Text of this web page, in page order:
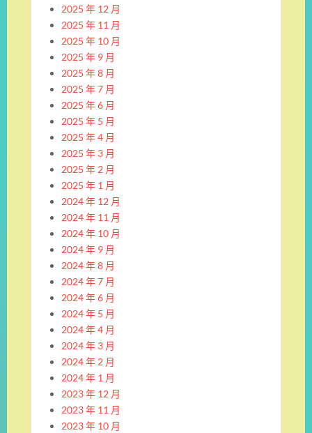
2025 年 12 月
2025 年 11 月
2025 年 10 月
2025 年 9 月
2025 年 8 月
2025 年 7 月
2025 年 6 月
2025 年 5 月
2025 年 4 月
2025 年 3 月
2025 年 2 月
2025 年 1 月
2024 年 12 月
2024 年 11 月
2024 年 10 月
2024 年 9 月
2024 年 8 月
2024 年 7 月
2024 年 6 月
2024 年 5 月
2024 年 4 月
2024 年 3 月
2024 年 2 月
2024 年 1 月
2023 年 12 月
2023 年 11 月
2023 年 10 月